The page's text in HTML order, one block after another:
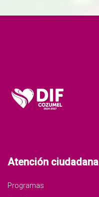
Atención ciudadana
Programas